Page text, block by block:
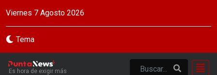
Viernes 7 Agosto 2026
Tema
Es hora de exigir más